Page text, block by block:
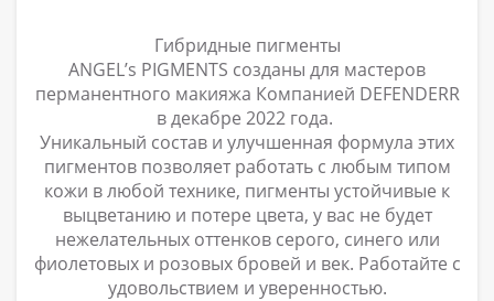
Гибридные пигменты
ANGEL’s PIGMENTS созданы для мастеров
перманентного макияжа Компанией DEFENDERR
в декабре 2022 года.
Уникальный состав и улучшенная формула этих
пигментов позволяет работать с любым типом
кожи в любой технике, пигменты устойчивые к
выцветанию и потере цвета, у вас не будет
нежелательных оттенков серого, синего или
фиолетовых и розовых бровей и век. Работайте с
удовольствием и уверенностью.